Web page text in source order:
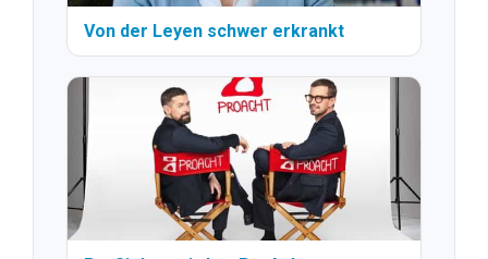
Von der Leyen schwer erkrankt